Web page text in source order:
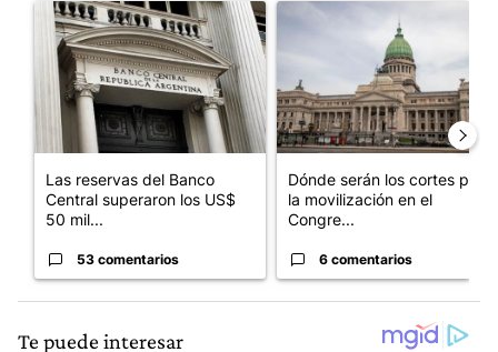
Un artículo de tendencia con el título "Las reservas del Banco
Las reservas del Banco
Central superaron los US$
50 mil...
53 comentarios
Un artículo de tendencia
Dónde serán los cortes por
la movilización en el
Congre...
6 comentarios